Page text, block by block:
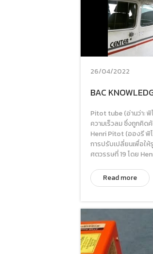
26/04/2022
BAC
Pitot tube (อ่านว่า:
ความเร็วลม ซึ่งถูกคิด
Henri Pitot (อองรี พิ
การปรับเปลี่ยนเพื่อใ
ศตวรรษที่ 19 โดย
Read more